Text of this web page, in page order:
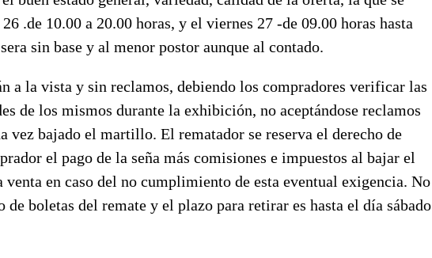
.de 10.00 a 20.00 horas, y el viernes 27 -de 09.00 horas hasta
sin base y al menor postor aunque al contado.
a la vista y sin reclamos, debiendo los compradores verificar las
de los mismos durante la exhibición, no aceptándose reclamos
vez bajado el martillo. El rematador se reserva el derecho de
el pago de la seña más comisiones e impuestos al bajar el
en caso del no cumplimiento de esta eventual exigencia. No
de boletas del remate y el plazo para retirar es hasta el día sábado